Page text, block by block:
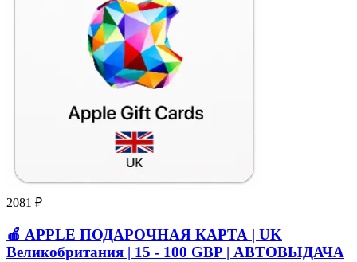
2081 ₽
🍎 APPLE ПОДАРОЧНАЯ КАРТА | UK
Великобритания | 15 - 100 GBP | АВТОВЫДАЧА